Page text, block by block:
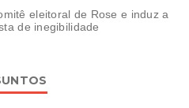
eleitoral de Rose e induz a
de inegibilidade